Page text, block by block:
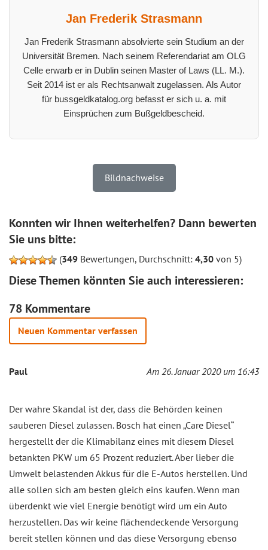
Jan Frederik Strasmann
Jan Frederik Strasmann absolvierte sein Studium an der
Universität Bremen. Nach seinem Referendariat am OLG
Celle erwarb er in Dublin seinen Master of Laws (LL. M.).
Seit 2014 ist er als Rechtsanwalt zugelassen. Als Autor
für bussgeldkatalog.org befasst er sich u. a. mit
Einsprüchen zum Bußgeldbescheid.
Bildnachweise
Konnten wir Ihnen weiterhelfen? Dann bewerten
Sie uns bitte:
(349 Bewertungen, Durchschnitt: 4,30 von 5)
Diese Themen könnten Sie auch interessieren:
78 Kommentare
Neuen Kommentar verfassen
Paul Am 26. Januar 2020 um 16:43
Der wahre Skandal ist der, dass die Behörden keinen
sauberen Diesel zulassen. Bosch hat einen „Care Diesel“
hergestellt der die Klimabilanz eines mit diesem Diesel
betankten PKW um 65 Prozent reduziert. Aber lieber die
Umwelt belastenden Akkus für die E-Autos herstellen. Und
alle sollen sich am besten gleich eins kaufen. Wenn man
überdenkt wie viel Energie benötigt wird um ein Auto
herzustellen. Das wir keine flächendeckende Versorgung
bereit stellen können und das diese Versorgung ebenso